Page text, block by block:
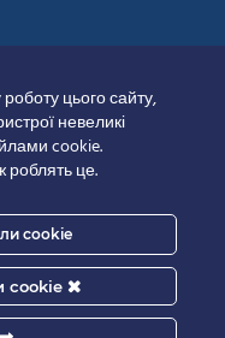
цього сайту,
невеликі
cookie.
роблять це.
cookie
cookie